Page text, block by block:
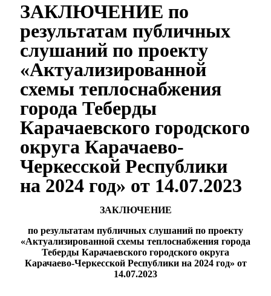
ЗАКЛЮЧЕНИЕ по
результатам публичных
слушаний по проекту
«Актуализированной
схемы теплоснабжения
города Теберды
Карачаевского городского
округа Карачаево-
Черкесской Республики
на 2024 год» от 14.07.2023
ЗАКЛЮЧЕНИЕ
по результатам публичных слушаний по проекту
«Актуализированной схемы теплоснабжения города
Теберды Карачаевского городского округа
Карачаево-Черкесской Республики на 2024 год» от
14.07.2023